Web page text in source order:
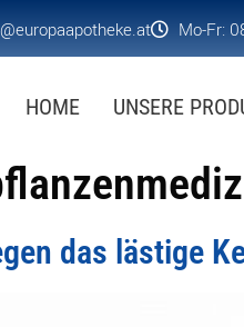
Mo-Fr:
HOME UNSERE
das lästige